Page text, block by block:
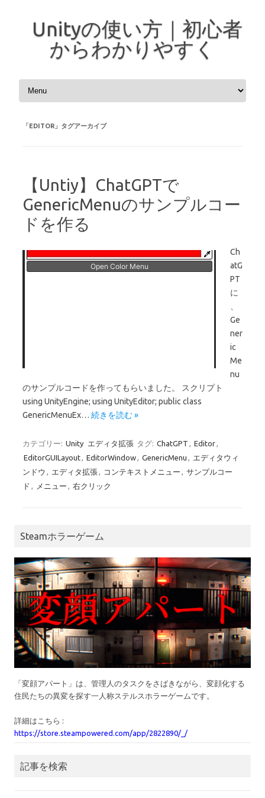
Unityの使い方｜初心者
からわかりやすく
コンテンツへスキップ
「EDITOR 」タグアーカイブ
【Untiy】ChatGPTで
GenericMenuのサンプルコー
ドを作る
Ch
atG
PT
に
Ge
ner
ic
Me
nu
のサンプルコードを作ってもらいました。 スクリプト
using UnityEngine; using UnityEditor; public class
GenericMenuEx… 続きを読む »
カテゴリー: Unity エディタ拡張 タグ: ChatGPT , Editor,
EditorGUILayout, EditorWindow, GenericMenu , エディタウィ
ンドウ , エディタ拡張, コンテキストメニュー , サンプルコー
ド , メニュー , 右クリック
Steamホラーゲーム
「変顔アパート」は、管理人のタスクをさばきながら、変顔化する
住民たちの異変を探す一人称ステルスホラーゲームです。
詳細はこちら :
https://store.steampowered.com/app/2822890/_/
記事を検索